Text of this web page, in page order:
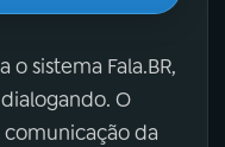
sistema Fala.BR,
O
comunicação da